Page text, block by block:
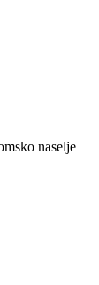
naselje